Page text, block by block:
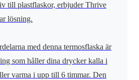
till plastflaskor, erbjuder Thrive
lösning.
med denna termosflaska är
som håller dina drycker kalla i
varma i upp till 6 timmar. Den